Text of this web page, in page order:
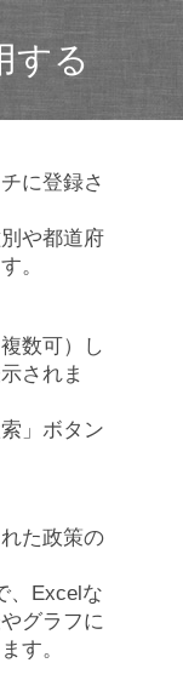
する
に登録さ
や都道府
。
数可）し
されま
」ボタン
た政策の
、Excelな
グラフに
す。